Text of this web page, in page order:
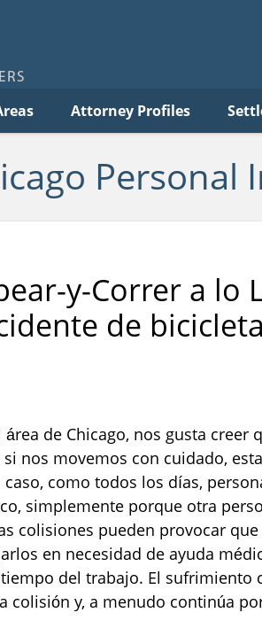
Attorney Profiles
Personal
y-Correr a lo
de
de Chicago, nos gusta creer
nos movemos con cuidado,
como todos los días,
simplemente porque otra
colisiones pueden provocar
en necesidad de ayuda
del trabajo. El sufrimiento
colisión y, a menudo continúa